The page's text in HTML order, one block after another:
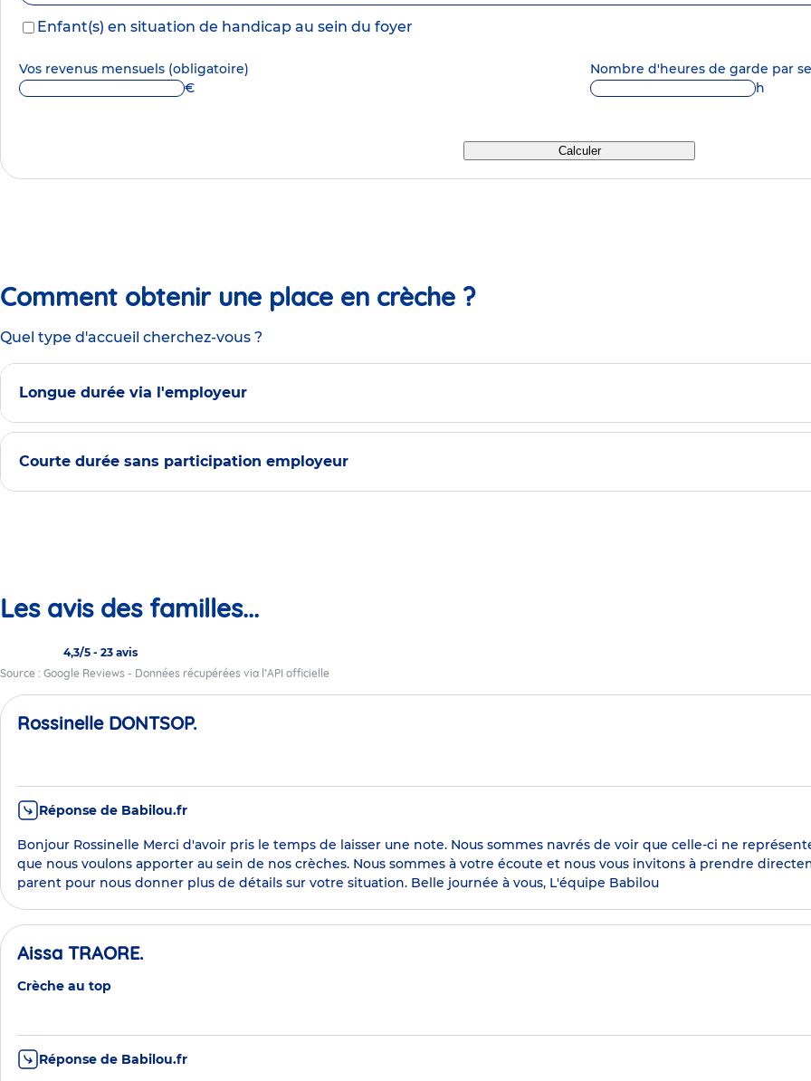
Enfant(s) en situation de handicap au sein du foyer
Vos revenus mensuels (obligatoire)
€
Nombre d'heures de garde par
h
Calculer
Comment obtenir une place en crèche ?
Quel type d'accueil cherchez-vous ?
Longue durée via l'employeur
Courte durée sans participation employeur
Les avis des familles...
4,3/5 - 23 avis
Source : Google Reviews - Données récupérées via l’API officielle
Rossinelle DONTSOP.
Réponse de Babilou.fr
Bonjour Rossinelle Merci d'avoir pris le temps de laisser une note. Nous sommes navrés de voir que celle-ci ne
que nous voulons apporter au sein de nos crèches. Nous sommes à votre écoute et nous vous invitons à prendre
parent pour nous donner plus de détails sur votre situation. Belle journée à vous, L'équipe Babilou
Aissa TRAORE.
Crèche au top
Réponse de Babilou.fr